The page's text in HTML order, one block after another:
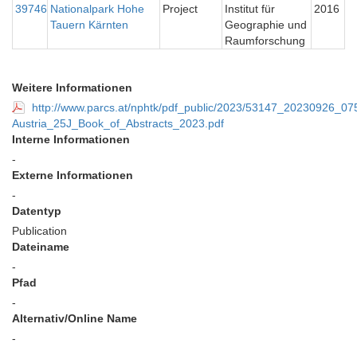
39746 Nationalpark Hohe
Tauern Kärnten
Project
Institut für
Geographie und
Raumforschung
2016
Weitere Informationen
http://www.parcs.at/nphtk/pdf_public/2023/
Austria_25J_Book_of_Abstracts_2023.pdf
Interne Informationen
-
Externe Informationen
-
Datentyp
Publication
Dateiname
-
Pfad
-
Alternativ/Online Name
-